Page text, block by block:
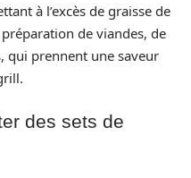
à l’excès de graisse de
préparation de viandes, de
qui prennent une saveur
des sets de